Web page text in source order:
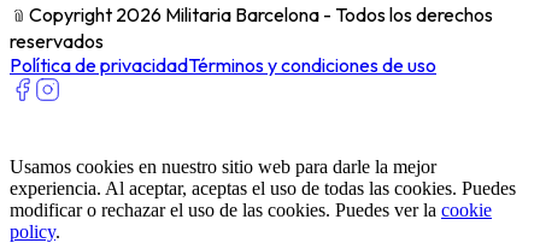
﹫ Copyright 2026 Militaria Barcelona - Todos los derechos
reservados
Política de privacidadTérminos y condiciones de uso
Usamos cookies en nuestro sitio web para darle la mejor
experiencia. Al aceptar, aceptas el uso de todas las cookies. Puedes
modificar o rechazar el uso de las cookies. Puedes ver la cookie
policy.